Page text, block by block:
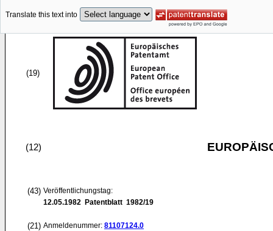
Translate this text into
(19)
(12)
(43) Veröffentlichungstag:
12.05.1982 Patentblatt 1982/19
(21) Anmeldenummer: 81107124.0